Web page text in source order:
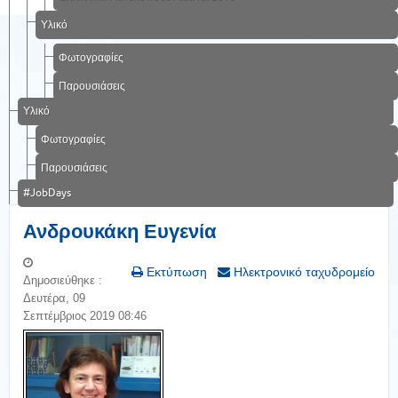
Υλικό
Φωτογραφίες
Παρουσιάσεις
Υλικό
Φωτογραφίες
Παρουσιάσεις
#JobDays
Ανδρουκάκη Ευγενία
Εκτύπωση Ηλεκτρονικό ταχυδρομείο
Δημοσιεύθηκε :
Δευτέρα, 09
Σεπτέμβριος 2019 08:46